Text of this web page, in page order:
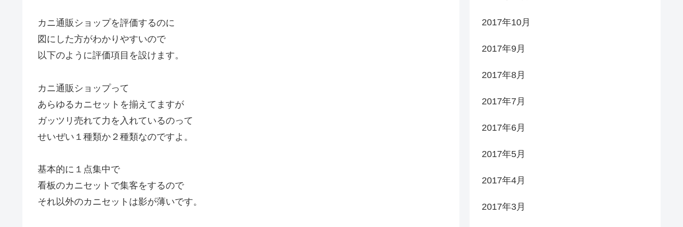
カニ通販ショップを評価するのに
図にした方がわかりやすいので
以下のように評価項目を設けます。
カニ通販ショップって
あらゆるカニセットを揃えてますが
ガッツリ売れて力を入れているのって
せいぜい１種類か２種類なのですよ。
基本的に１点集中で
看板のカニセットで集客をするので
それ以外のカニセットは影が薄いです。
2017年10月
2017年9月
2017年8月
2017年7月
2017年6月
2017年5月
2017年4月
2017年3月